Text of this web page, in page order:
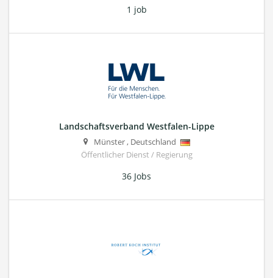
1 job
Landschaftsverband Westfalen-Lippe
Münster, Deutschland
Öffentlicher Dienst / Regierung
36 Jobs